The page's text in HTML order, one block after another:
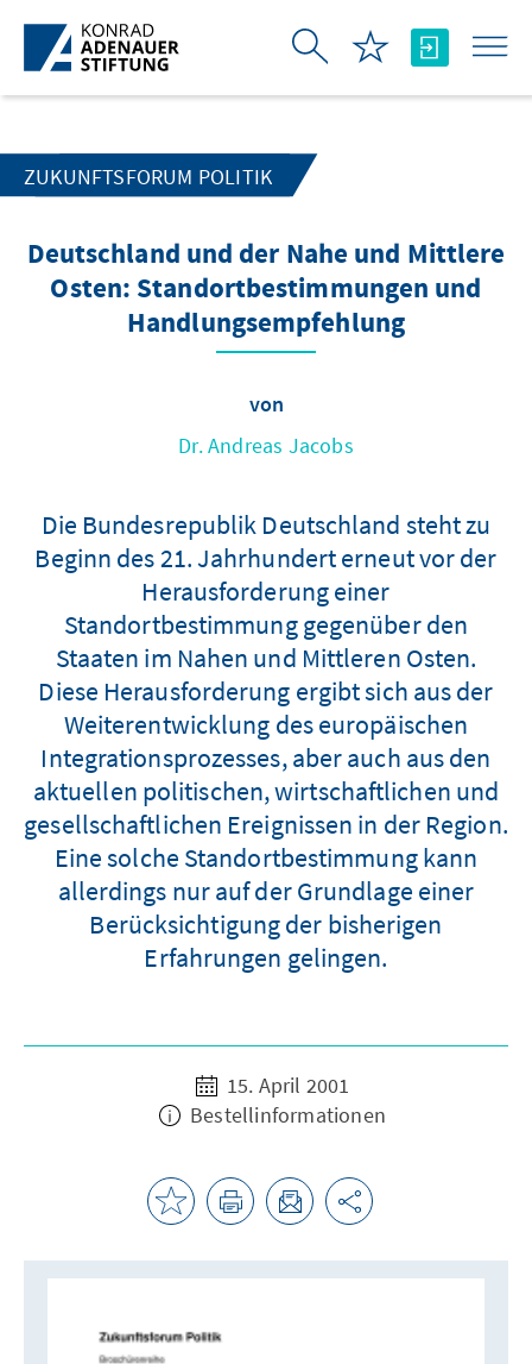
Zum Hauptinhalt springen
ZUKUNFTSFORUM POLITIK
Deutschland und der Nahe und Mittlere
Osten: Standortbestimmungen und
Handlungsempfehlung
von
Dr. Andreas Jacobs
Die Bundesrepublik Deutschland steht zu
Beginn des 21. Jahrhundert erneut vor der
Herausforderung einer
Standortbestimmung gegenüber den
Staaten im Nahen und Mittleren Osten.
Diese Herausforderung ergibt sich aus der
Weiterentwicklung des europäischen
Integrationsprozesses, aber auch aus den
aktuellen politischen, wirtschaftlichen und
gesellschaftlichen Ereignissen in der Region.
Eine solche Standortbestimmung kann
allerdings nur auf der Grundlage einer
Berücksichtigung der bisherigen
Erfahrungen gelingen.
15. April 2001
Bestellinformationen